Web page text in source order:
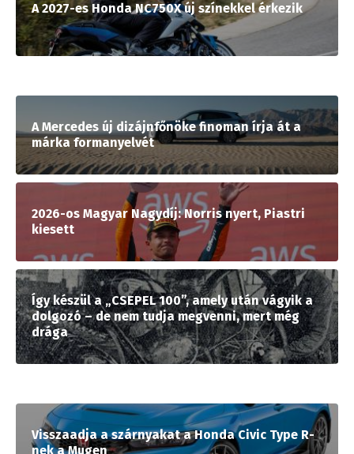
A 2027-es Honda NC750X új színekkel érkezik
A Mercedes új dizájnfőnöke finoman írja át a
márka formanyelvét
2026-os Magyar Nagydíj: Norris nyert, Piastri
kiesett
Így készül a „CSEPEL 100”, amely után vágyik a
dolgozó – de nem tudja megvenni, mert még
drága
Visszaadja a szárnyakat a Honda Civic Type R-
nek a Mugen